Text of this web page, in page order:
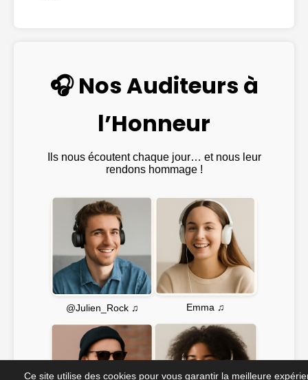
🎧 Nos Auditeurs à
l’Honneur
Ils nous écoutent chaque jour… et nous leur
rendons hommage !
@Julien_Rock ♫ Emma ♫
Ce site utilise des cookies pour vous garantir la meilleure